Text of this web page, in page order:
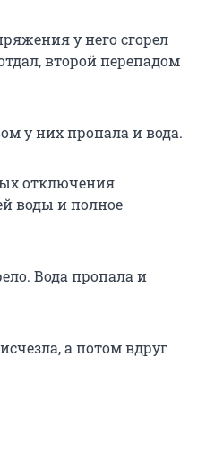
у него сгорел
второй перепадом
у них пропала и вода.
отключения
воды и полное
Вода пропала и
а потом вдруг